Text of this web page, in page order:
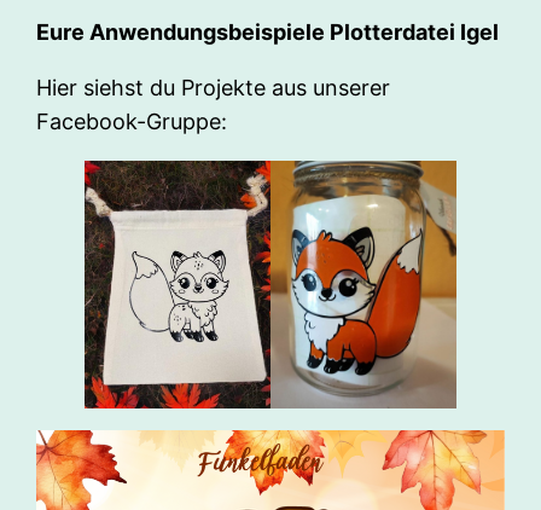
Eure Anwendungsbeispiele Plotterdatei Igel
Hier siehst du Projekte aus unserer
Facebook-Gruppe: